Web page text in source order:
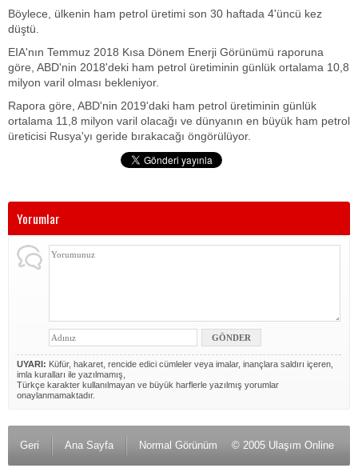
Böylece, ülkenin ham petrol üretimi son 30 haftada 4'üncü kez
düştü.
EIA'nın Temmuz 2018 Kısa Dönem Enerji Görünümü raporuna
göre, ABD'nin 2018'deki ham petrol üretiminin günlük ortalama 10,8
milyon varil olması bekleniyor.
Rapora göre, ABD'nin 2019'daki ham petrol üretiminin günlük
ortalama 11,8 milyon varil olacağı ve dünyanın en büyük ham petrol
üreticisi Rusya'yı geride bırakacağı öngörülüyor.
Yorumlar
UYARI: Küfür, hakaret, rencide edici cümleler veya imalar, inançlara saldırı içeren,
imla kuralları ile yazılmamış,
Türkçe karakter kullanılmayan ve büyük harflerle yazılmış yorumlar
onaylanmamaktadır.
Geri Ana Sayfa Normal Görünüm © 2005 Ulaşım Online